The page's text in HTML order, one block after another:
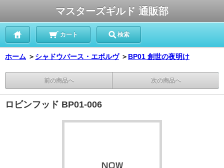
マスターズギルド 通販部
カート 検索
ホーム ＞ シャドウバース・エボルヴ ＞ BP01 創世の夜明け
前の商品へ 次の商品へ
ロビンフッド BP01-006